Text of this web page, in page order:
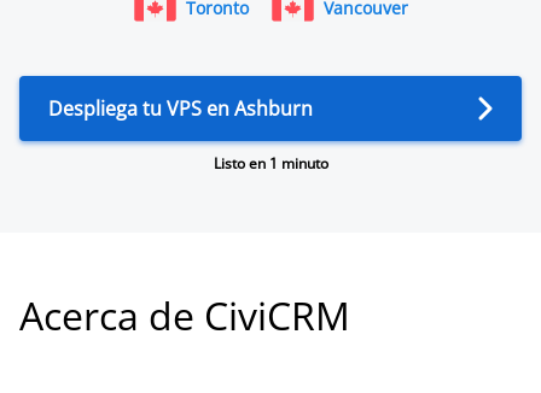
Toronto Vancouver
Despliega tu VPS en Ashburn
Listo en 1 minuto
Acerca de CiviCRM